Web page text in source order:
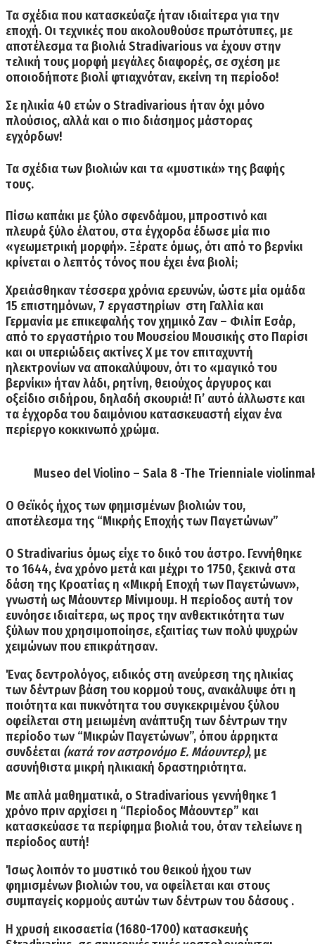
Τα σχέδια που κατασκεύαζε ήταν ιδιαίτερα για την
εποχή. Οι τεχνικές που ακολουθούσε πρωτότυπες, με
αποτέλεσμα τα βιολιά Stradivarious να έχουν στην
τελική τους μορφή μεγάλες διαφορές, σε σχέση με
οποιοδήποτε βιολί φτιαχνόταν, εκείνη τη περίοδο!
Σε ηλικία 40 ετών ο Stradivarious ήταν όχι μόνο
πλούσιος, αλλά και ο πιο διάσημος μάστορας
εγχόρδων!
Τα σχέδια των βιολιών και τα «μυστικά» της βαφής
τους.
Πίσω καπάκι με ξύλο σφενδάμου, μπροστινό και
πλευρά ξύλο έλατου, στα έγχορδα έδωσε μία πιο
«γεωμετρική μορφή». Ξέρατε όμως, ότι από το βερνίκι
κρίνεται ο λεπτός τόνος που έχει ένα βιολί;
Χρειάσθηκαν τέσσερα χρόνια ερευνών, ώστε μία ομάδα
15 επιστημόνων, 7 εργαστηρίων στη Γαλλία και
Γερμανία με επικεφαλής τον χημικό Ζαν – Φιλίπ Εσάρ,
από το εργαστήριο του Μουσείου Μουσικής στο Παρίσι
και οι υπεριώδεις ακτίνες Χμε τον επιταχυντή
ηλεκτρονίων να αποκαλύψουν, ότι το «μαγικό του
βερνίκι»ήταν λάδι, ρητίνη, θειούχος άργυρος και
οξείδιο σιδήρου, δηλαδή σκουριά! Γι’ αυτό άλλωστε και
τα έγχορδα του δαιμόνιου κατασκευαστή είχαν ένα
περίεργο κοκκινωπό χρώμα.
Museo del Violino – Sala 8 -The Trienniale
Ο Θεϊκός ήχος των φημισμένων βιολιών του,
αποτέλεσμα της “Μικρής Εποχής των Παγετώνων”
Ο Stradivarius όμως είχετο δικό του άστρο. Γεννήθηκε
το 1644, ένα χρόνο μετά και μέχρι το 1750, ξεκινά στα
δάση της Κροατίας η «Μικρή Εποχή των Παγετώνων»,
γνωστή ως Μάουντερ Μίνιμουμ. Η περίοδος αυτή τον
ευνόησε ιδιαίτερα, ως προς την ανθεκτικότητα των
ξύλων που χρησιμοποίησε, εξαιτίας των πολύ ψυχρών
χειμώνων που επικράτησαν.
Ένας δεντρολόγος, ειδικός στη ανεύρεση της ηλικίας
των δέντρων βάση του κορμού τους, ανακάλυψε ότι η
ποιότητα και πυκνότητα του συγκεκριμένου ξύλου
οφείλεται στη μειωμένη ανάπτυξη των δέντρωντην
περίοδο των “Μικρών Παγετώνων”, όπου άρρηκτα
συνδέεται (κατά τον αστρονόμο Ε. Μάουντερ), με
ασυνήθιστα μικρή ηλικιακή δραστηριότητα.
Με απλά μαθηματικά, ο Stradivarious γεννήθηκε 1
χρόνο πριν αρχίσει η “Περίοδος Μάουντερ” και
κατασκεύασε τα περίφημα βιολιά του, όταν τελείωνε η
περίοδος αυτή!
Ίσως λοιπόν το μυστικό του θεικού ήχου των
φημισμένων βιολιών του, να οφείλεται και στους
συμπαγείς κορμούς αυτών των δέντρωντου δάσους .
Η χρυσή εικοσαετία (1680-1700) κατασκευής